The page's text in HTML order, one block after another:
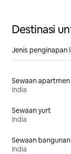
Destinasi
Jenis penginapan
Sewaan apartmen
India
Sewaan yurt
India
India